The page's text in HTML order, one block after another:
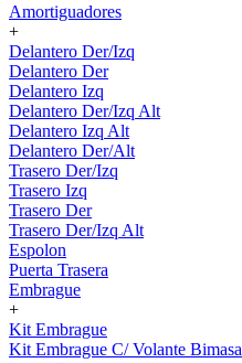
Amortiguadores
+
Delantero Der/Izq
Delantero Der
Delantero Izq
Delantero Der/Izq Alt
Delantero Izq Alt
Delantero Der/Alt
Trasero Der/Izq
Trasero Izq
Trasero Der
Trasero Der/Izq Alt
Espolon
Puerta Trasera
Embrague
+
Kit Embrague
Kit Embrague C/ Volante Bimasa